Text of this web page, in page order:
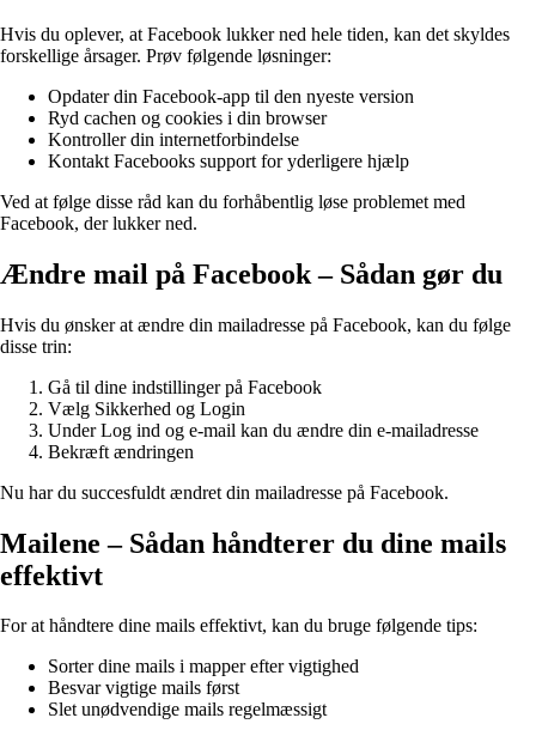
Hvis du oplever, at Facebook lukker ned hele tiden, kan det skyldes
forskellige årsager. Prøv følgende løsninger:
Opdater din Facebook-app til den nyeste version
Ryd cachen og cookies i din browser
Kontroller din internetforbindelse
Kontakt Facebooks support for yderligere hjælp
Ved at følge disse råd kan du forhåbentlig løse problemet med
Facebook, der lukker ned.
Ændre mail på Facebook – Sådan gør du
Hvis du ønsker at ændre din mailadresse på Facebook, kan du følge
disse trin:
Gå til dine indstillinger på Facebook
Vælg Sikkerhed og Login
Under Log ind og e-mail kan du ændre din e-mailadresse
Bekræft ændringen
Nu har du succesfuldt ændret din mailadresse på Facebook.
Mailene – Sådan håndterer du dine mails
effektivt
For at håndtere dine mails effektivt, kan du bruge følgende tips:
Sorter dine mails i mapper efter vigtighed
Besvar vigtige mails først
Slet unødvendige mails regelmæssigt